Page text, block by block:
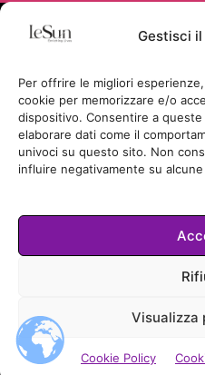
Gestisci
Per offrire le migliori
cookie per memorizzare e/o
dispositivo. Consentire a
elaborare dati come il
univoci su questo sito. Non
influire negativamente su
Visualizza
Cookie Policy
© LESUN.IT BY